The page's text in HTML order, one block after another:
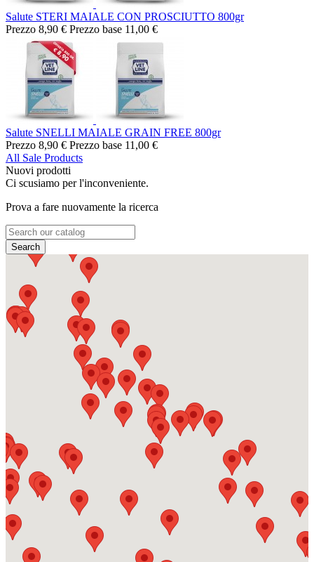
Salute STERI MAIALE CON PROSCIUTTO 800gr
Prezzo 8,90 € Prezzo base 11,00 €
Salute SNELLI MAIALE GRAIN FREE 800gr
Prezzo 8,90 € Prezzo base 11,00 €
All Sale Products
Nuovi prodotti
Ci scusiamo per l'inconveniente.
Prova a fare nuovamente la ricerca
Search